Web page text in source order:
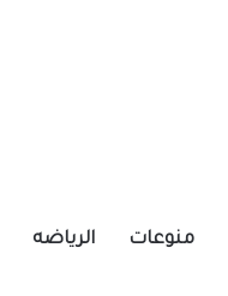
منوعات الرياضه